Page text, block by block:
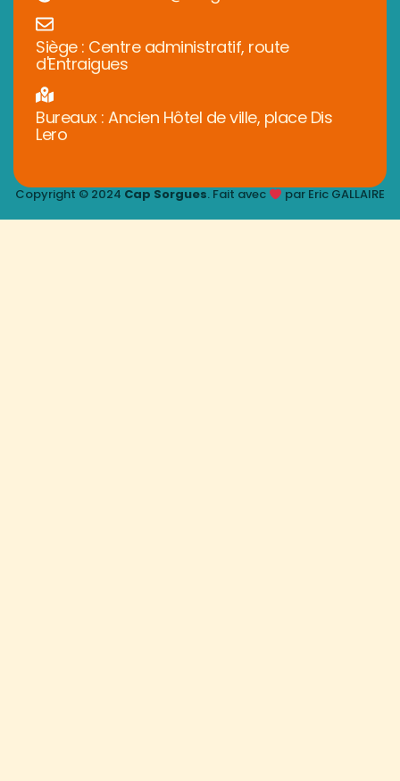
Siège : Centre administratif, route
d'Entraigues
Bureaux : Ancien Hôtel de ville, place Dis
Lero
Copyright © 2024 Cap Sorgues. Fait avec par Eric GALLAIRE